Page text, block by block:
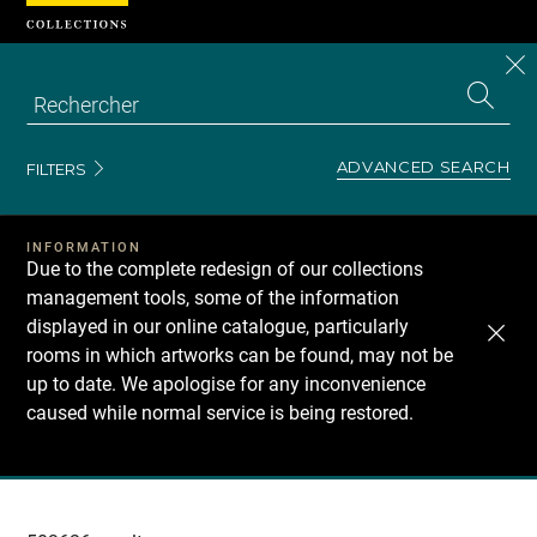
FILTERS ADVANCED SEARCH
INFORMATION
Due to the complete redesign of our collections
management tools, some of the information
displayed in our online catalogue, particularly
rooms in which artworks can be found, may not be
up to date. We apologise for any inconvenience
caused while normal service is being restored.
Recherche
Cookies management panel